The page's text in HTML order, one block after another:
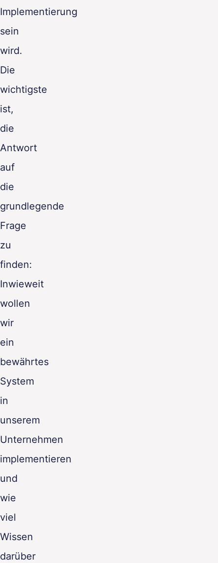
Implementierung
sein
wird.
Die
wichtigste
ist,
die
Antwort
auf
die
grundlegende
Frage
zu
finden:
Inwieweit
wollen
wir
ein
bewährtes
System
in
unserem
Unternehmen
implementieren
und
wie
viel
Wissen
darüber